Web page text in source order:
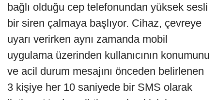
bağlı olduğu cep telefonundan yüksek sesli
bir siren çalmaya başlıyor. Cihaz, çevreye
uyarı verirken aynı zamanda mobil
uygulama üzerinden kullanıcının konumunu
ve acil durum mesajını önceden belirlenen
3 kişiye her 10 saniyede bir SMS olarak